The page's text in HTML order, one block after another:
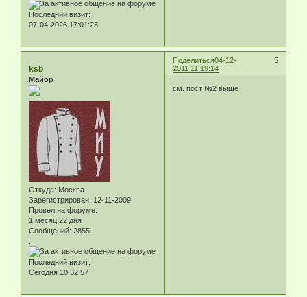
Последний визит:
07-04-2026 17:01:23
Поделиться 5
04-12-
2011 11:19:14
ksb
Майор
Откуда: Москва
Зарегистрирован: 12-11-2009
Провел на форуме:
1 месяц 22 дня
Сообщений: 2855
.:
Последний визит:
Сегодня 10:32:57
см. пост №2 выше